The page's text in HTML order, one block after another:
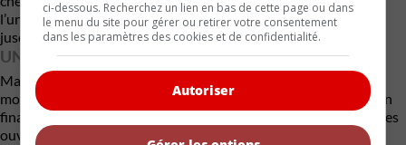
l’univers des véhicules électriques, avec des résultats mitigés
jusqu’ici.
UNE PRESSION ÉNORME SUR VINFAST
Malgré une présence médiatique importante et des ambitions
mondiales très agressives, VinFast demeure sous forte pression
financière. Le constructeur a multiplié les lancements rapides, les
ouvertures de marchés et les investissements massifs en
ci-dessous. Recherchez un lien en bas de cette page ou dans
le menu du site pour gérer ou retirer votre consentement
dans les paramètres des cookies et de confidentialité.
Autoriser